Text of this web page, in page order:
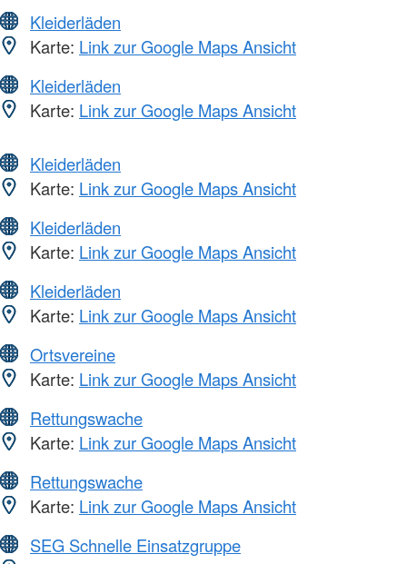
Kleiderläden
Karte: Link zur Google Maps Ansicht
Kleiderläden
Karte: Link zur Google Maps Ansicht
Kleiderläden
Karte: Link zur Google Maps Ansicht
Kleiderläden
Karte: Link zur Google Maps Ansicht
Kleiderläden
Karte: Link zur Google Maps Ansicht
Ortsvereine
Karte: Link zur Google Maps Ansicht
Rettungswache
Karte: Link zur Google Maps Ansicht
Rettungswache
Karte: Link zur Google Maps Ansicht
SEG Schnelle Einsatzgruppe